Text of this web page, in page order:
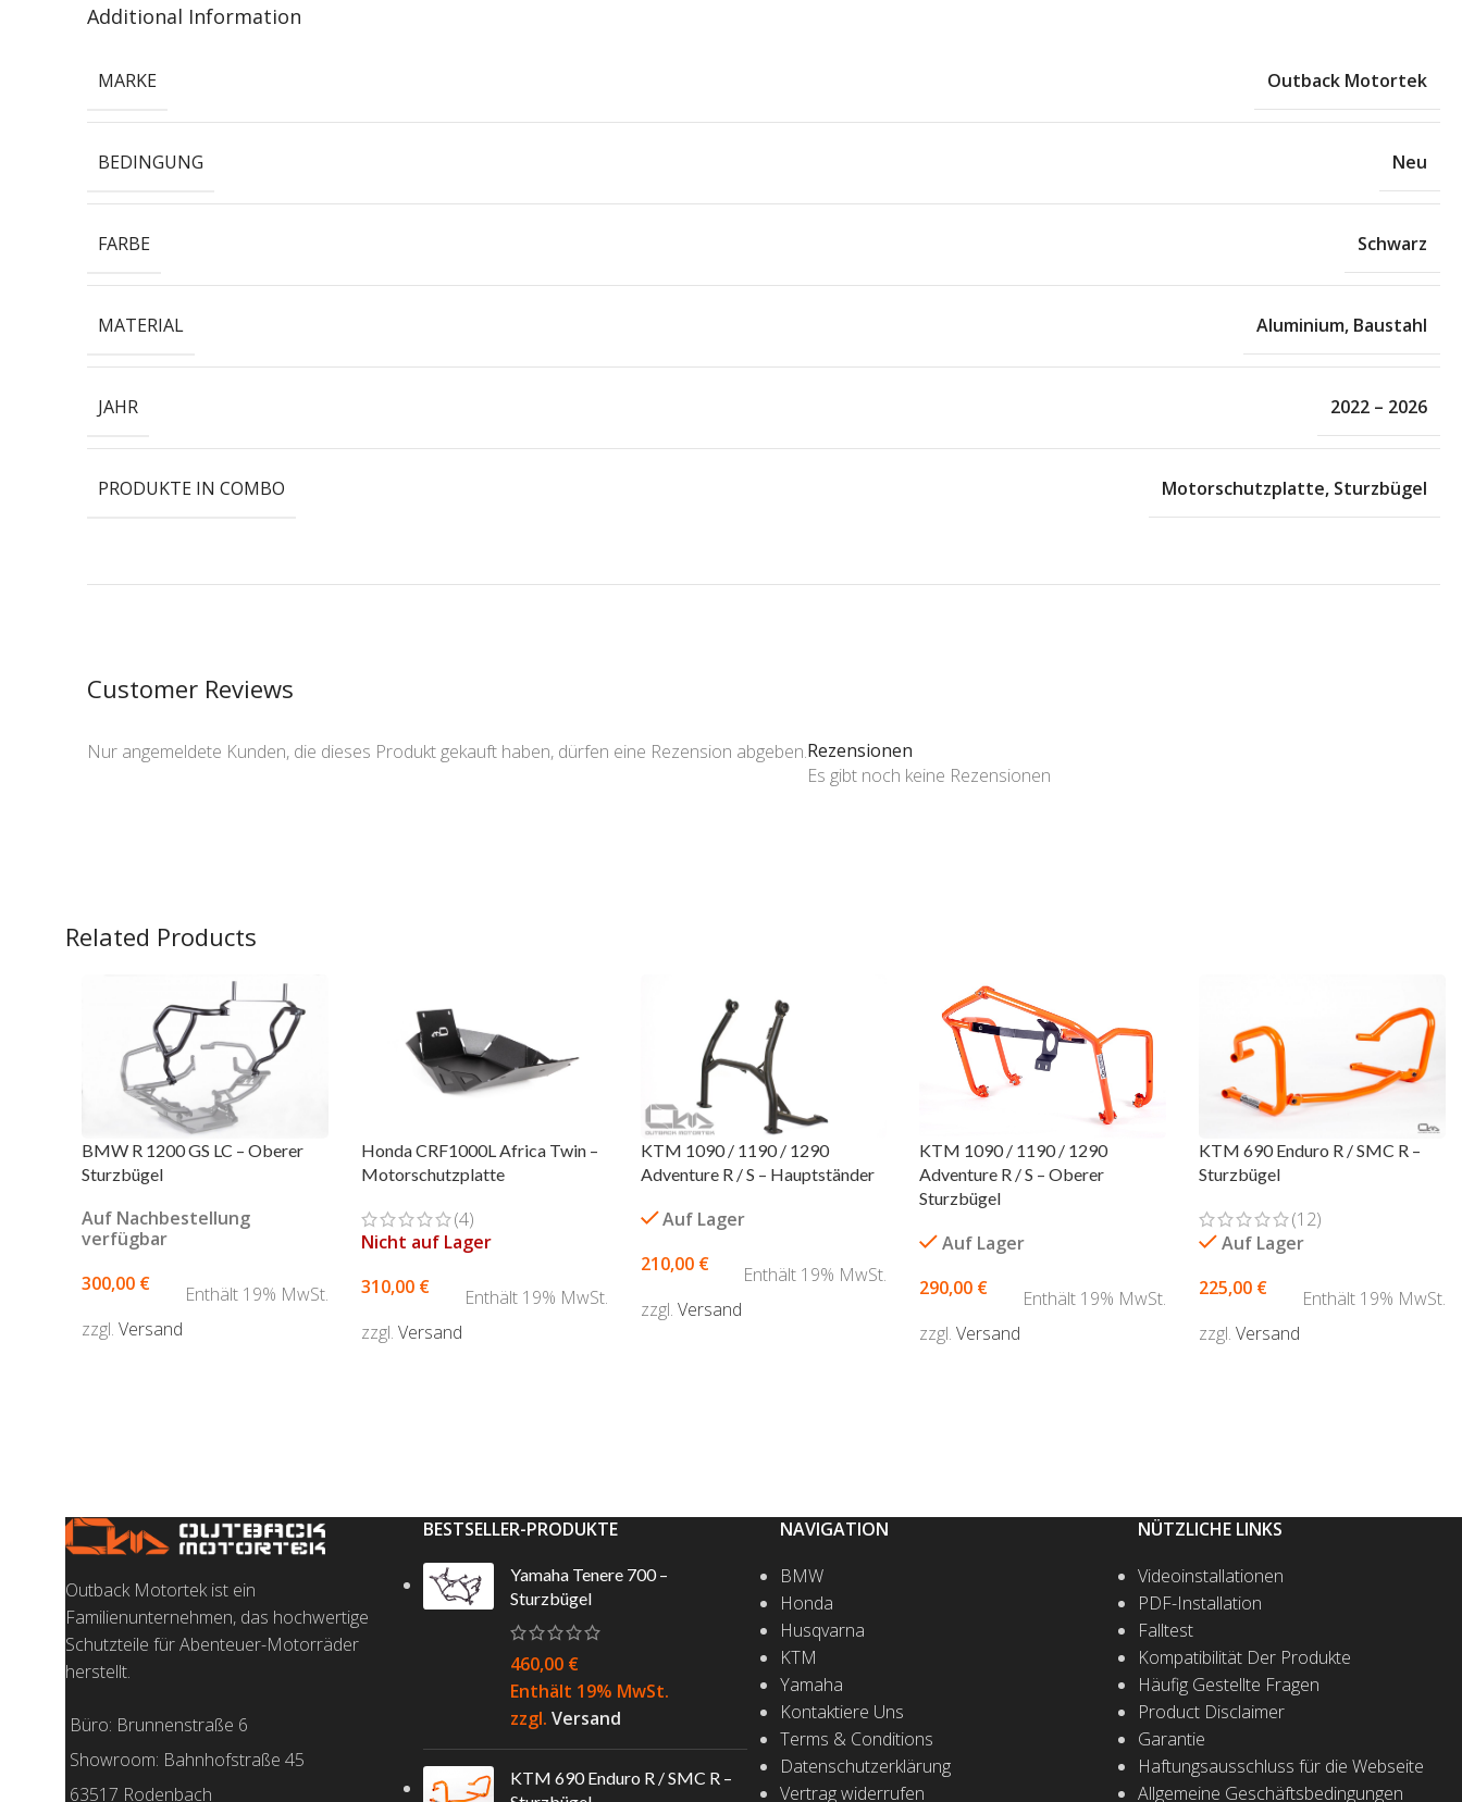
Additional Information
MARKE Outback Motortek
BEDINGUNG Neu
FARBE Schwarz
MATERIAL Aluminium, Baustahl
JAHR 2022 – 2026
PRODUKTE IN COMBO Motorschutzplatte, Sturzbügel
Customer Reviews
Rezensionen
Es gibt noch keine Rezensionen
Nur angemeldete Kunden, die dieses Produkt gekauft haben, dürfen eine Rezension abgeben.
Related Products
BMW R 1200 GS LC – Oberer
Sturzbügel
Auf Nachbestellung
verfügbar
300,00 €
Enthält 19% MwSt.
zzgl. Versand
Honda CRF1000L Africa Twin –
Motorschutzplatte
(4)
Nicht auf Lager
310,00 €
Enthält 19% MwSt.
zzgl. Versand
KTM 1090 / 1190 / 1290
Adventure R / S – Hauptständer
Auf Lager
210,00 €
Enthält 19% MwSt.
zzgl. Versand
KTM 1090 / 1190 / 1290
Adventure R / S – Oberer
Sturzbügel
Auf Lager
290,00 €
Enthält 19% MwSt.
zzgl.Versand
KTM 690 Enduro R / SMC R –
Sturzbügel
(12)
Auf Lager
225,00 €
Enthält 19% MwSt.
zzgl.Versand
Outback Motortek ist ein
Familienunternehmen, das hochwertige
Schutzteile für Abenteuer-Motorräder
herstellt.
Büro: Brunnenstraße 6
Showroom: Bahnhofstraße 45
63517 Rodenbach
BESTSELLER-PRODUKTE
Yamaha Tenere 700 –
Sturzbügel
460,00 €
Enthält 19% MwSt.
zzgl. Versand
KTM 690 Enduro R / SMC R –
NAVIGATION
BMW
Honda
Husqvarna
KTM
Yamaha
Kontaktiere Uns
Terms & Conditions
Datenschutzerklärung
Vertrag widerrufen
NÜTZLICHE LINKS
Videoinstallationen
PDF-Installation
Falltest
Kompatibilität Der Produkte
Häufig Gestellte Fragen
Product Disclaimer
Garantie
Haftungsausschluss für die Webseite
Allgemeine Geschäftsbedingungen